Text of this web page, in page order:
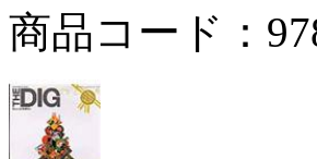
商品コード：